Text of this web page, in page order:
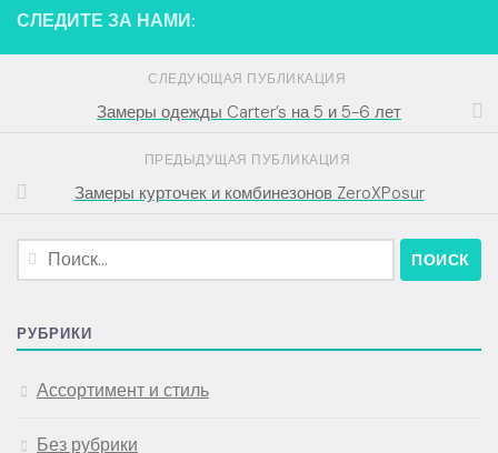
СЛЕДИТЕ ЗА НАМИ:
СЛЕДУЮЩАЯ ПУБЛИКАЦИЯ
Замеры одежды Carter’s на 5 и 5-6 лет
ПРЕДЫДУЩАЯ ПУБЛИКАЦИЯ
Замеры курточек и комбинезонов ZeroXPosur
Найти:
РУБРИКИ
Ассортимент и стиль
Без рубрики